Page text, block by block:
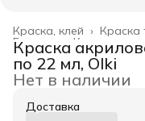
Краска
Краска, клей ›
Главная ›
Краска
по 22 мл, Olki
Нет в наличии
Доставка